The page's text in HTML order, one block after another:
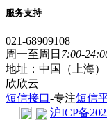
服务支持
021-68909108
周一至周日 7:00-
地址：中国（上海
欣欣云
短信接口-专注短信
沪ICP备